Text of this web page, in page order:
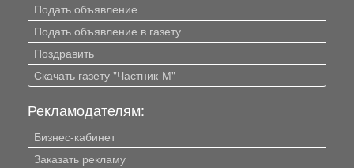
Подать объявление
Подать объявление в газету
Поздравить
Скачать газету "Частник-М"
Рекламодателям:
Бизнес-кабинет
Заказать рекламу